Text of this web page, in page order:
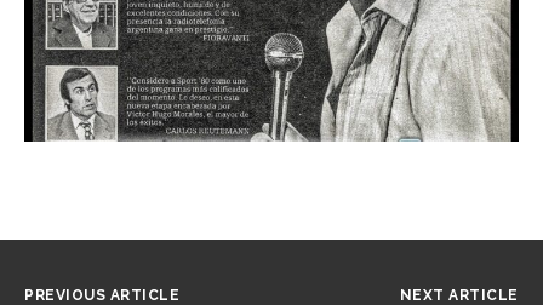
PREVIOUS ARTICLE NEXT ARTICLE